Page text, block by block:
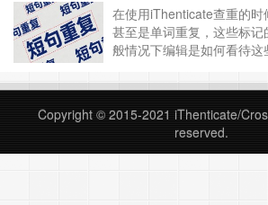
在使用iThenticate查重的
甚至是单词重复，这些标
般情况下编辑是如何看待
看，iThenticate 是通过文
值，并且在数据库中找到
Copyright © 2015-2021 iThenticate/
reserved.